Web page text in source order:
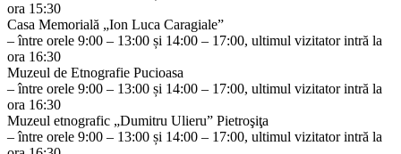
ora 15:30
Casa Memorială „Ion Luca Caragiale”
– între orele 9:00 – 13:00 și 14:00 – 17:00, ultimul vizitator intră la
ora 16:30
Muzeul de Etnografie Pucioasa
– între orele 9:00 – 13:00 și 14:00 – 17:00, ultimul vizitator intră la
ora 16:30
Muzeul etnografic „Dumitru Ulieru” Pietroşiţa
– între orele 9:00 – 13:00 și 14:00 – 17:00, ultimul vizitator intră la